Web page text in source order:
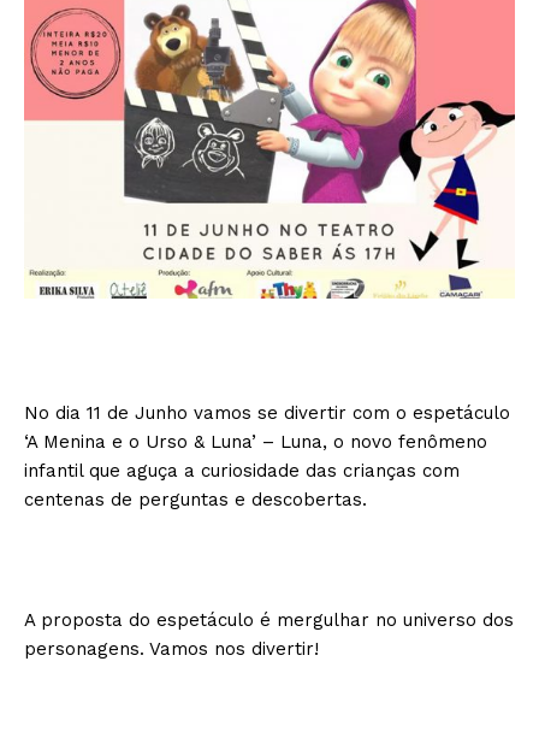
No dia 11 de Junho vamos se divertir com o espetáculo
‘A Menina e o Urso & Luna’ – Luna, o novo fenômeno
infantil que aguça a curiosidade das crianças com
centenas de perguntas e descobertas.
A proposta do espetáculo é mergulhar no universo dos
personagens. Vamos nos divertir!